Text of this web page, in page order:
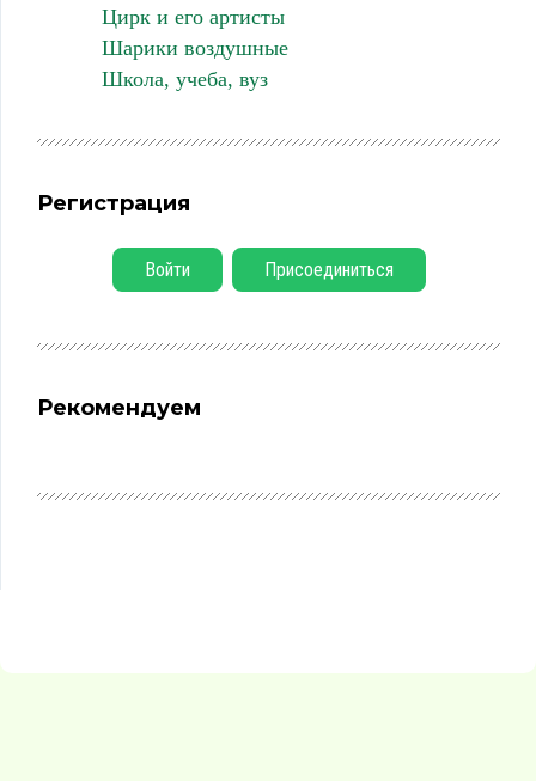
Цирк и его артисты
Шарики воздушные
Школа, учеба, вуз
Регистрация
Войти Присоединиться
Рекомендуем